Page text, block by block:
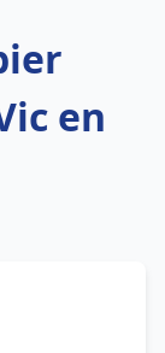
en